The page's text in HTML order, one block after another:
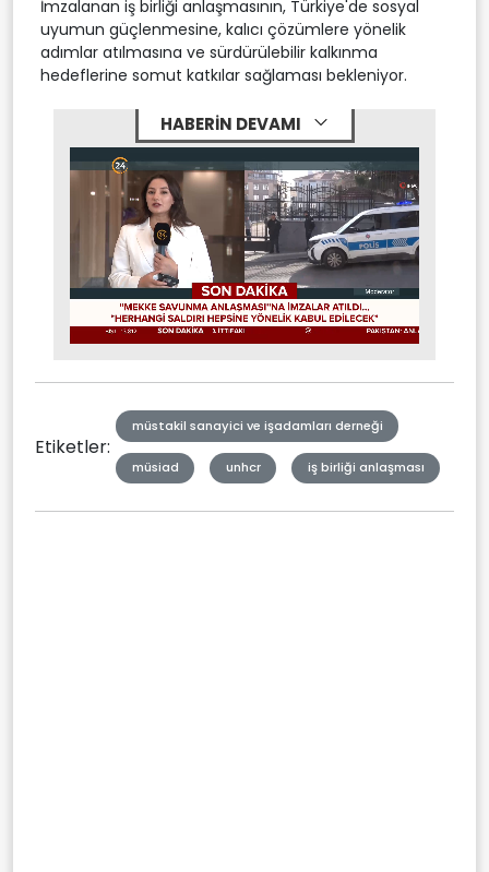
İmzalanan iş birliği anlaşmasının, Türkiye'de sosyal
uyumun güçlenmesine, kalıcı çözümlere yönelik
adımlar atılmasına ve sürdürülebilir kalkınma
hedeflerine somut katkılar sağlaması bekleniyor.
HABERİN DEVAMI
Mute Stream
Etiketler:
müstakil sanayici ve işadamları derneği
müsiad unhcr iş birliği anlaşması